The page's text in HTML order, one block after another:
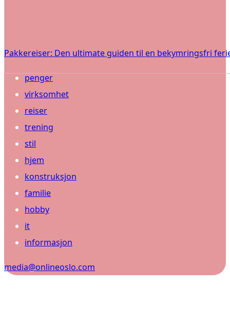
Pakkereiser: Den ultimate guiden til en bekymringsfri
penger
virksomhet
reiser
trening
stil
hjem
konstruksjon
familie
hobby
it
informasjon
media@onlineoslo.com